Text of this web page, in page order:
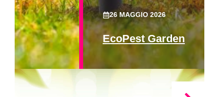
26 MAGGIO 2026
EcoPest Garden